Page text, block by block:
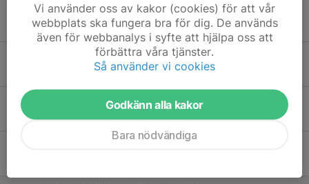
Seglings träff på Lökholmen 6-7 september 2025
5 aug 2025 12
8 jun 2025 21
Vi använder oss av kakor (cookies) för att vår
webbplats ska fungera bra för dig. De används
även för webbanalys i syfte att hjälpa oss att
förbättra våra tjänster.
Så använder vi cookies
Godkänn alla kakor
Bara nödvändiga